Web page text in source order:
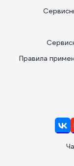
Правила